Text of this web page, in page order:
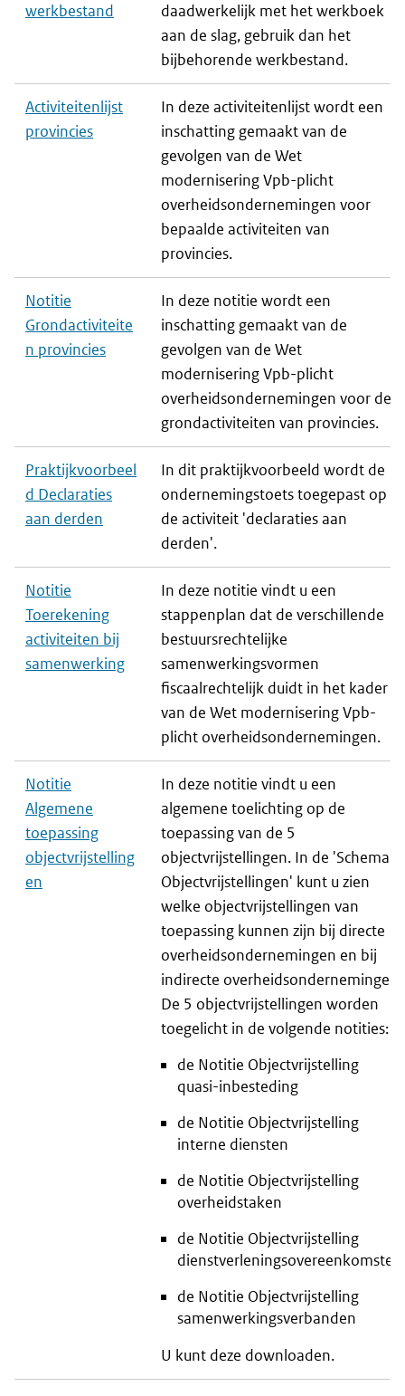
werkbestand
daadwerkelijk met het werkboek
aan de slag, gebruik dan het
bijbehorende werkbestand.
Activiteitenlijst
provincies
In deze activiteitenlijst wordt een
inschatting gemaakt van de
gevolgen van de Wet
modernisering Vpb-plicht
overheidsondernemingen voor
bepaalde activiteiten van
provincies.
Notitie
Grondactiviteite
n provincies
In deze notitie wordt een
inschatting gemaakt van de
gevolgen van de Wet
modernisering Vpb-plicht
overheidsondernemingen voor de
grondactiviteiten van provincies.
Praktijkvoorbeel
d Declaraties
aan derden
In dit praktijkvoorbeeld wordt de
ondernemingstoets toegepast op
de activiteit 'declaraties aan
derden'.
Notitie
Toerekening
activiteiten bij
samenwerking
In deze notitie vindt u een
stappenplan dat de verschillende
bestuursrechtelijke
samenwerkingsvormen
fiscaalrechtelijk duidt in het kader
van de Wet modernisering Vpb-
plicht overheidsondernemingen.
Notitie
Algemene
toepassing
objectvrijstelling
en
In deze notitie vindt u een
algemene toelichting op de
toepassing van de 5
objectvrijstellingen. In de 'Schema's
Objectvrijstellingen' kunt u zien
welke objectvrijstellingen van
toepassing kunnen zijn bij directe
overheidsondernemingen en bij
indirecte overheidsondernemingen.
De 5 objectvrijstellingen worden
toegelicht in de volgende notities:
de Notitie Objectvrijstelling
quasi-inbesteding
de Notitie Objectvrijstelling
interne diensten
de Notitie Objectvrijstelling
overheidstaken
de Notitie Objectvrijstelling
dienstverleningsovereenkomsten
de Notitie Objectvrijstelling
samenwerkingsverbanden
U kunt deze downloaden.